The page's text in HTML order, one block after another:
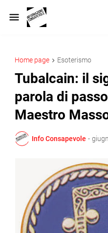
Home page Esoterismo
Tubalcain: il
parola di
Maestro
Info Consapevole -